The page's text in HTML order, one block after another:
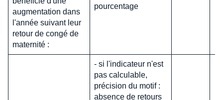
augmentation dans
l'année suivant leur
retour de congé de
maternité :
pourcentage
- si l'indicateur n'est
pas calculable,
précision du motif :
absence de retours